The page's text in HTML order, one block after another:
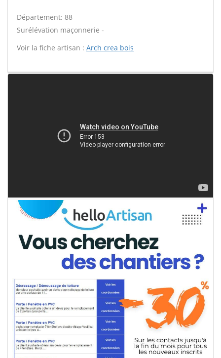
Département: 88
Surélévation maçonnerie -
Voir la fiche artisan : Arch crea bois